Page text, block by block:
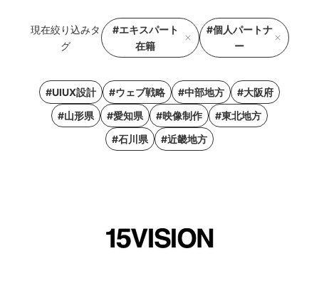
現在絞り込みタ
グ
#エキスパート
在籍
#個人パートナ
ー
#UIUX設計 #ウェブ戦略 #中部地方
#大阪府
#山形県
#愛知県 #映像制作
#東北地方
#石川県
#近畿地方